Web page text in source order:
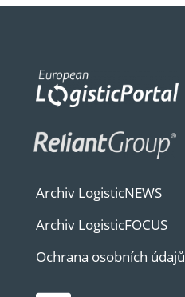
Archiv LogisticNEWS
Archiv LogisticFOCUS
Ochrana osobních údajů